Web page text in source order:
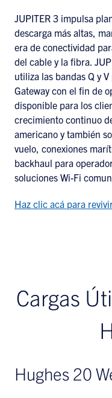
JUPITER 3 impulsa
descarga más altas,
era de conectividad
del cable y la fibra.
utiliza las bandas Q y
Gateway con el fin de
disponible para los
crecimiento continuo
americano y también
vuelo, conexiones
backhaul para
soluciones Wi-Fi
Haz clic acá para
Cargas
Hughes 20